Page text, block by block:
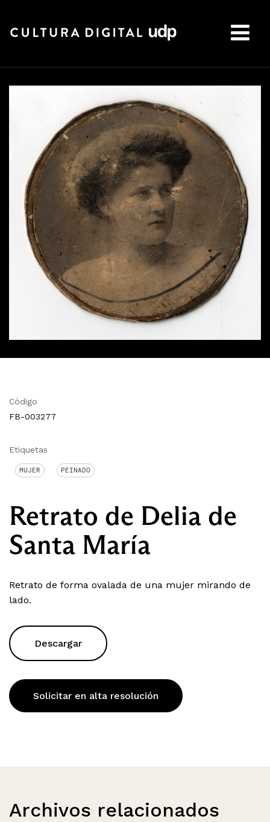
Código
FB-003277
Etiquetas
MUJER PEINADO
Retrato de Delia de
Santa María
Retrato de forma ovalada de una mujer mirando de
lado.
Descargar
Solicitar en alta resolución
Archivos relacionados